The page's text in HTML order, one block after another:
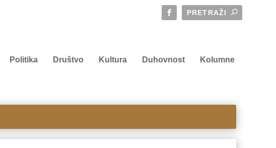
Politika Društvo Kultura Duhovnost Kolumne